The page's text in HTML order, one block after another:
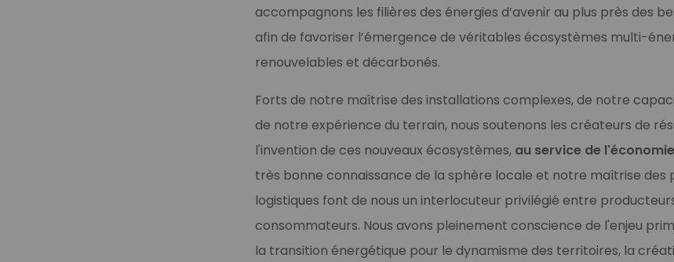
accompagnons les filières des énergies d’avenir au plus près des
afin de favoriser l’émergence de véritables écosystèmes multi-
renouvelables et décarbonés.
Forts de notre maîtrise des installations complexes, de notre
de notre expérience du terrain, nous soutenons les créateurs de
l'invention de ces nouveaux écosystèmes, au service de
très bonne connaissance de la sphère locale et notre maîtrise des
logistiques font de nous un interlocuteur privilégié entre
consommateurs. Nous avons pleinement conscience de l'enjeu
la transition énergétique pour le dynamisme des territoires, la